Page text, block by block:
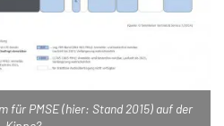
für PMSE (hier: Stand 2015) auf der